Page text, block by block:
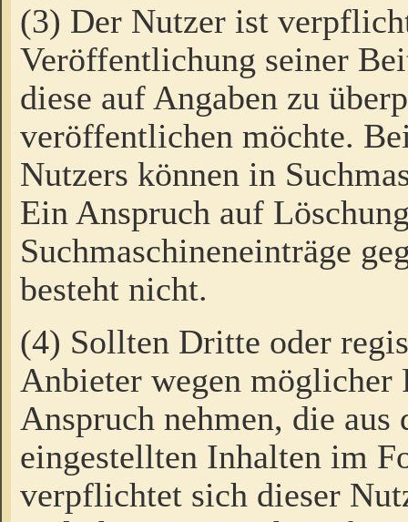
(3) Der Nutzer ist
Veröffentlichung seiner
diese auf Angaben zu
veröffentlichen möchte.
Nutzers können in
Ein Anspruch auf
Suchmaschineneinträge
besteht nicht.
(4) Sollten Dritte oder
Anbieter wegen möglicher
Anspruch nehmen, die
eingestellten Inhalten im
verpflichtet sich dieser